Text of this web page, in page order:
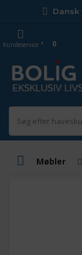
Dansk
Kundeservice 0
Møbler